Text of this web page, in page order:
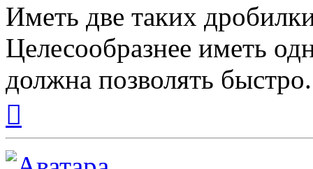
Иметь две таких
Целесообразнее иметь
должна позволять быстро.
началу